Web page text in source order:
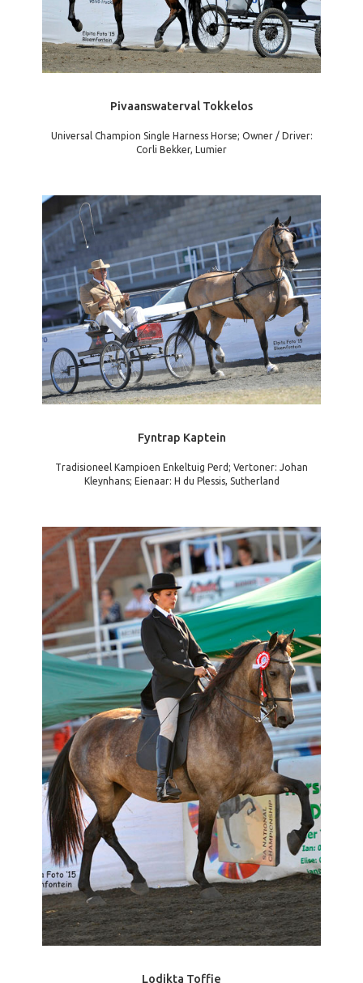
Pivaanswaterval Tokkelos
Universal Champion Single Harness Horse; Owner / Driver:
Corli Bekker, Lumier
Fyntrap Kaptein
Tradisioneel Kampioen Enkeltuig Perd; Vertoner: Johan
Kleynhans; Eienaar: H du Plessis, Sutherland
Lodikta Toffie